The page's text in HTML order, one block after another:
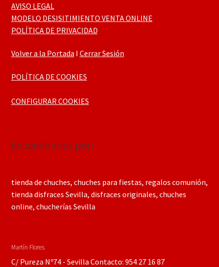
AVISO LEGAL
MODELO DESISITIMIENTO VENTA ONLINE
POLÍTICA DE PRIVACIDAD
Volver a la Portada I Cerrar Sesión
POLÍTICA DE COOKIES
CONFIGURAR COOKIES
Encuéntranos por:
tienda de chuches, chuches para fiestas, regalos comunión,
tienda disfraces Sevilla, disfraces originales, chuches
online, chucherías Sevilla
Martín Flores
C/ Pureza Nº74 - Sevilla Contacto: 954 27 16 87